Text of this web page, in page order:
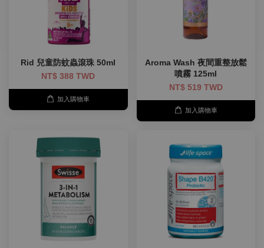
Rid 兒童防蚊蟲滾珠 50ml
NT$ 388 TWD
加入購物車
Aroma Wash 夜間重整放鬆
噴霧 125ml
NT$ 519 TWD
加入購物車